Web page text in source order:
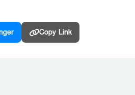
Copy Link